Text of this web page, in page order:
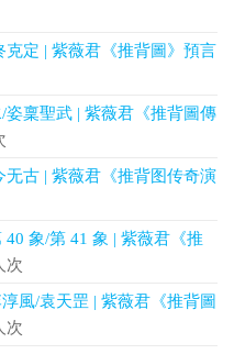
定 | 紫薇君《推背圖》預言
稟聖武 | 紫薇君《推背圖傳
古 | 紫薇君《推背图传奇演
象/第 41 象 | 紫薇君《推
次
風/袁天罡 | 紫薇君《推背圖
次